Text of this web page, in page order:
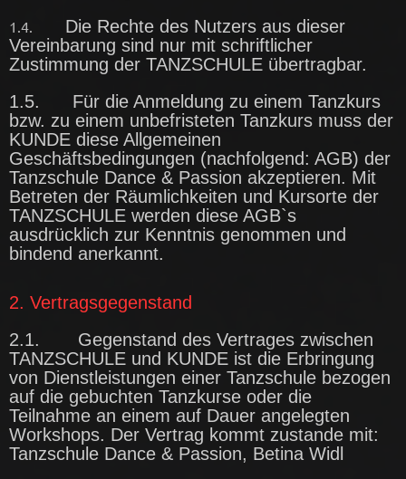
1.4. Die Rechte des Nutzers aus dieser
Vereinbarung sind nur mit schriftlicher
Zustimmung der TANZSCHULE übertragbar.
1.5. Für die Anmeldung zu einem Tanzkurs
bzw. zu einem unbefristeten Tanzkurs muss der
KUNDE diese Allgemeinen
Geschäftsbedingungen (nachfolgend: AGB) der
Tanzschule Dance & Passion akzeptieren. Mit
Betreten der Räumlichkeiten und Kursorte der
TANZSCHULE werden diese AGB`s
ausdrücklich zur Kenntnis genommen und
bindend anerkannt.
2. Vertragsgegenstand
2.1. Gegenstand des Vertrages zwischen
TANZSCHULE und KUNDE ist die Erbringung
von Dienstleistungen einer Tanzschule bezogen
auf die gebuchten Tanzkurse oder die
Teilnahme an einem auf Dauer angelegten
Workshops. Der Vertrag kommt zustande mit:
Tanzschule Dance & Passion, Betina Widl